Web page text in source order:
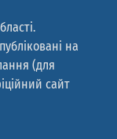
на
(для
сайт